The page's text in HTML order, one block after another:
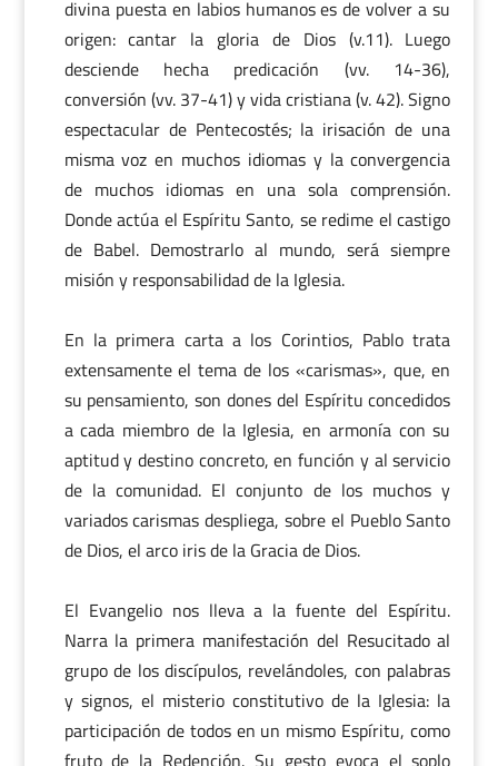
divina puesta en labios humanos es de volver a su
origen: cantar la gloria de Dios (v.11). Luego
desciende hecha predicación (vv. 14-36),
conversión (vv. 37-41) y vida cristiana (v. 42). Signo
espectacular de Pentecostés; la irisación de una
misma voz en muchos idiomas y la convergencia
de muchos idiomas en una sola comprensión.
Donde actúa el Espíritu Santo, se redime el castigo
de Babel. Demostrarlo al mundo, será siempre
misión y responsabilidad de la Iglesia.
En la primera carta a los Corintios, Pablo trata
extensamente el tema de los «carismas», que, en
su pensamiento, son dones del Espíritu concedidos
a cada miembro de la Iglesia, en armonía con su
aptitud y destino concreto, en función y al servicio
de la comunidad. El conjunto de los muchos y
variados carismas despliega, sobre el Pueblo Santo
de Dios, el arco iris de la Gracia de Dios.
El Evangelio nos lleva a la fuente del Espíritu.
Narra la primera manifestación del Resucitado al
grupo de los discípulos, revelándoles, con palabras
y signos, el misterio constitutivo de la Iglesia: la
participación de todos en un mismo Espíritu, como